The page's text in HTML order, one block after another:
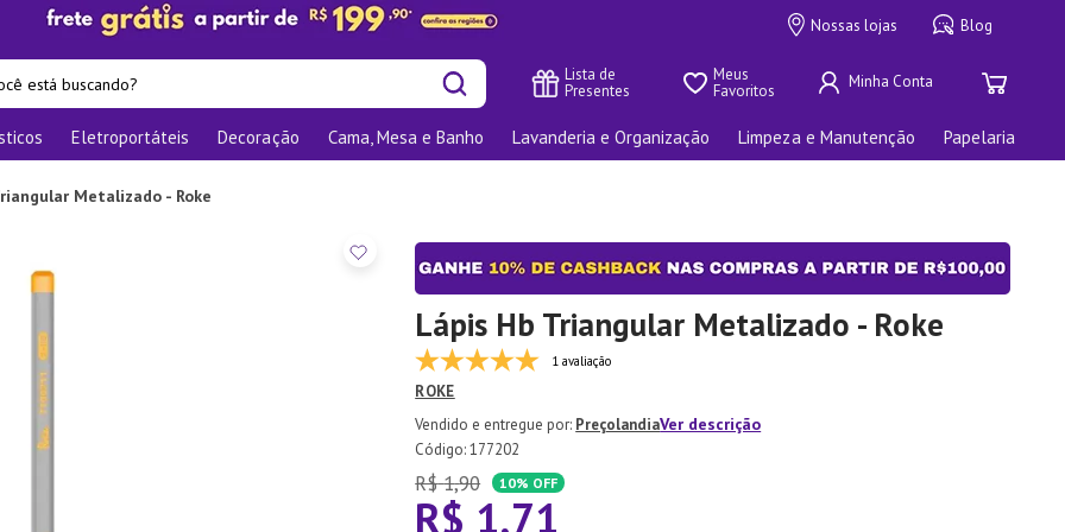
Nossas lojas Blog
está buscando?
Lista de
Presentes
Meus
Favoritos
Eletroportáteis Decoração Cama, Mesa e Banho Lavanderia e Organização Limpeza e Manutenção Papelaria
Metalizado - Roke
Lápis Hb Triangular Metalizado - Roke
1 avaliação
ROKE
PreçolandiaVer descrição
:177202
R$ 1,90 10% OFF
R$ 1,71
buscados